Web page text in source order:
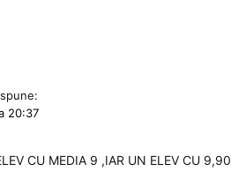
spune:
20:37
CU MEDIA 9 ,IAR UN ELEV CU